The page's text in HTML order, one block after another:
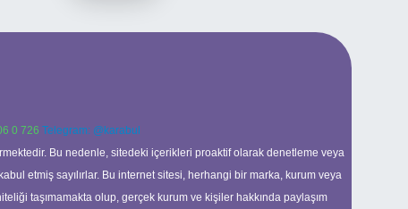
0 726 Telegram: @karabul
Bu nedenle, sitedeki içerikleri proaktif olarak denetleme veya
etmiş sayılırlar. Bu internet sitesi, herhangi bir marka, kurum veya
taşımamakta olup, gerçek kurum ve kişiler hakkında paylaşım